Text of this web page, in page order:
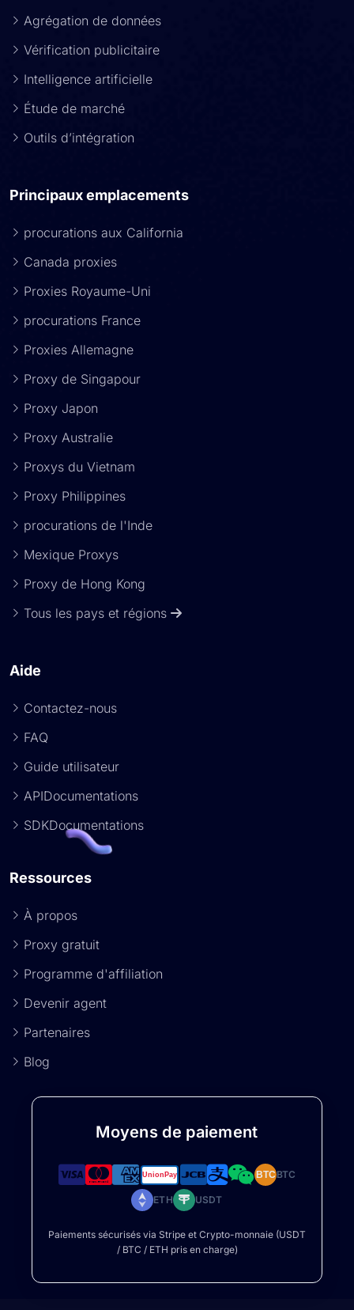
Agrégation de données
Vérification publicitaire
Intelligence artificielle
Étude de marché
Outils d’intégration
Principaux emplacements
procurations aux California
Canada proxies
Proxies Royaume-Uni
procurations France
Proxies Allemagne
Proxy de Singapour
Proxy Japon
Proxy Australie
Proxys du Vietnam
Proxy Philippines
procurations de l'Inde
Mexique Proxys
Proxy de Hong Kong
Tous les pays et régions
Aide
Contactez-nous
FAQ
Guide utilisateur
APIDocumentations
SDKDocumentations
Ressources
À propos
Proxy gratuit
Programme d'affiliation
Devenir agent
Partenaires
Blog
Moyens de paiement
BTCBTC
ETH USDT
Paiements sécurisés via Stripe et Crypto-monnaie (USDT
/ BTC / ETH pris en charge)